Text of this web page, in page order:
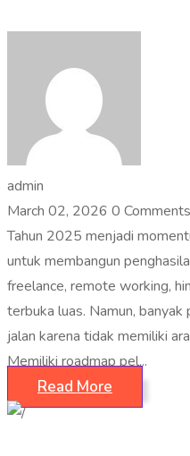
admin
March 02, 2026 0 Comments
Tahun 2025 menjadi
untuk membangun
freelance, remote working,
terbuka luas. Namun,
jalan karena tidak memiliki
Memiliki roadmap pel...
Read More